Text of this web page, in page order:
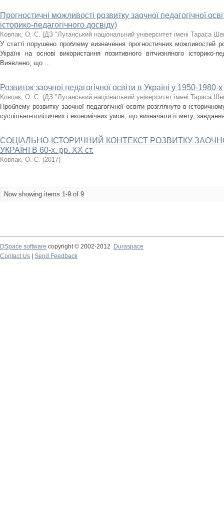
Прогностичні можливості розвитку заочної педагогічної
історико-педагогічного досвіду)
Ковпак, О. С. (ДЗ "Луганський національний університет імені Тараса
У статті порушено проблему визначення прогностичних можливостей
Україні на основі використання позитивного вітчизняного історико-
Виявлено, що ...
Розвиток заочної педагогічної освіти в Україні у 1950-1980-
Ковпак, О. С. (ДЗ "Луганський національний університет імені Тараса
Проблему розвитку заочної педагогічної освіти розглянуто в
суспільно-політичних і економічних умов, що визначали її мету,
СОЦІАЛЬНО-ІСТОРИЧНИЙ КОНТЕКСТ РОЗВИТКУ
УКРАЇНІ В 60-х. рр. ХХ ст.
Ковпак, О. С. (2017)
Now showing items 1-9 of 9
DSpace software copyright © 2002-2012
Duraspace
Contact Us
Send Feedback